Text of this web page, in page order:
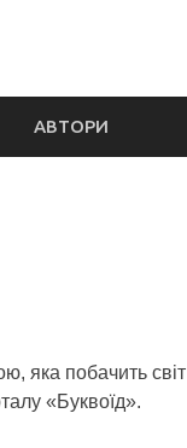
АВТОРИ
яка побачить світ
«Буквоїд».